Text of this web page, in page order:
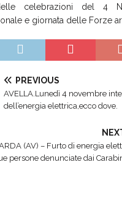
celebrazioni del 4
e giornata delle Forze
PREVIOUS
AVELLA.Lunedì 4 novembre
dell’energia elettrica,ecco dove.
(AV) – Furto di energia
persone denunciate dai